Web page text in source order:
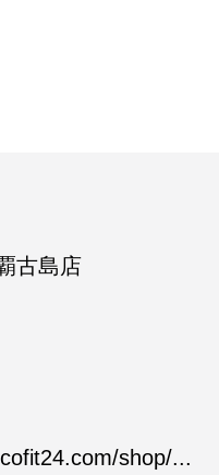
古島店
shop/...